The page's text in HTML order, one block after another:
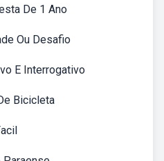
De 1 Ano
Ou Desafio
E Interrogativo
Bicicleta